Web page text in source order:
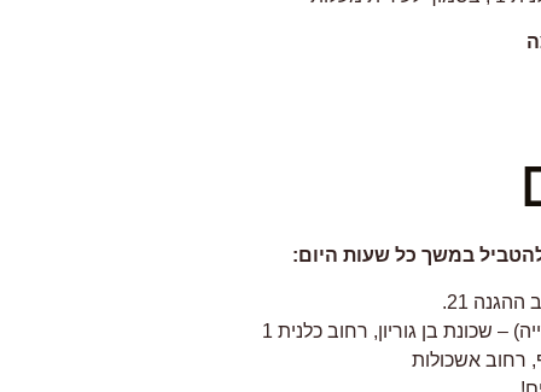
21.
– שכונת בן גוריון, רחוב כלנית 1
רחוב אשכולות